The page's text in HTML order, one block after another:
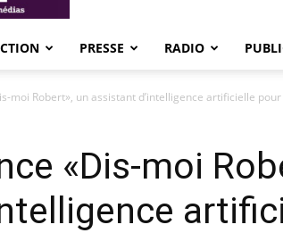
PRESSE RADIO
moi Robert», un assistant d’intelligence artificielle
«Dis-moi